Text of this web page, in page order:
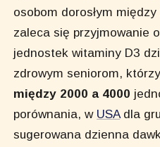
osobom dorosłym
zaleca się przyjmowanie
jednostek witaminy D3
zdrowym seniorom,
między 2000 a 4000
porównania, w USAdla
sugerowana dzienna